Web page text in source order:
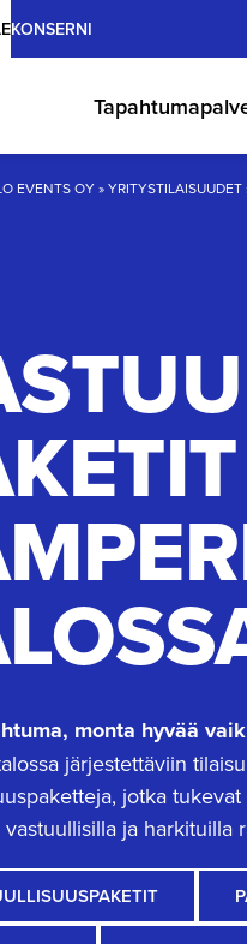
KONSERNI
EVENTS OY»YRITYSTILAISUUDET
monta hyvää
järjestettäviin
jotka
ja harkituilla